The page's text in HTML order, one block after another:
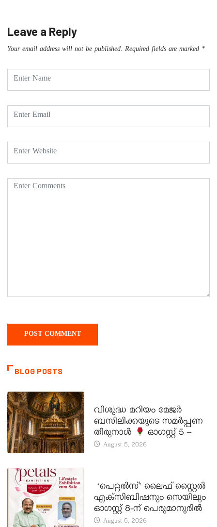
Leave a Reply
Your email address will not be published. Required fields are marked *
BLOG POSTS
വിശുദ്ധ മറിയം മേജർ
ബസിലിക്കയുടെ സമർപ്പണ
തിരുനാൾ
ഓഗസ്റ്റ് 5 –
August 5, 2026
‘പെറ്റൽസ്’ ലൈഫ് സ്റ്റൈൽ
എക്സിബിഷനും സെയിലും
ഓഗസ്റ്റ് 8-ന് പെരുമാനൂരിൽ
August 5, 2026